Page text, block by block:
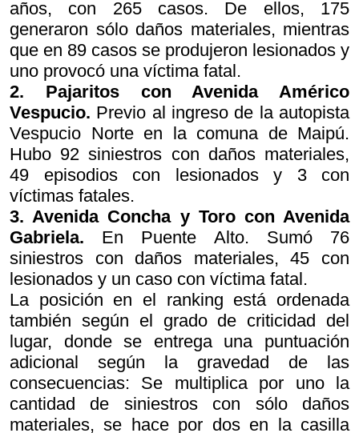
años, con 265 casos. De ellos, 175
generaron sólo daños materiales, mientras
que en 89 casos se produjeron lesionados y
uno provocó una víctima fatal.
2. Pajaritos con Avenida Américo
Vespucio. Previo al ingreso de la autopista
Vespucio Norte en la comuna de Maipú.
Hubo 92 siniestros con daños materiales,
49 episodios con lesionados y 3 con
víctimas fatales.
3. Avenida Concha y Toro con Avenida
Gabriela. En Puente Alto. Sumó 76
siniestros con daños materiales, 45 con
lesionados y un caso con víctima fatal.
La posición en el ranking está ordenada
también según el grado de criticidad del
lugar, donde se entrega una puntuación
adicional según la gravedad de las
consecuencias: Se multiplica por uno la
cantidad de siniestros con sólo daños
materiales, se hace por dos en la casilla